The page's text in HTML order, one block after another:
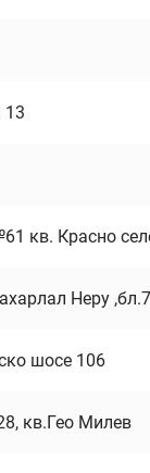
13
кв. Красно
Неру
шосе 106
кв.Гео Милев